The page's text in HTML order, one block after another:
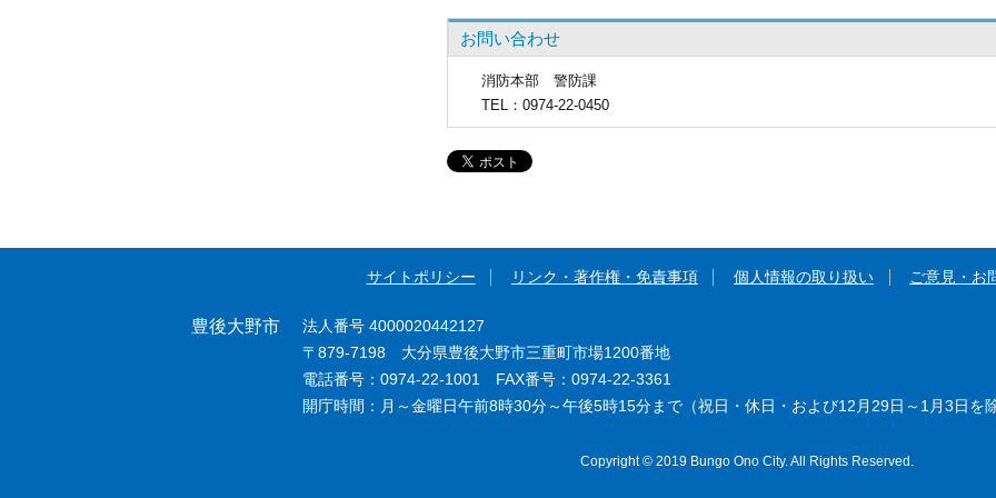
お問い合わせ
消防本部
警防課
TEL ：0974-22-0450
サイトポリシー リンク・著作権・免責事項 個人情報の取り扱い ご意見・お
豊後大野市
法人番号 4000020442127
〒879-7198 大分県豊後大野市三重町市場1200番地
電話番号：0974-22-1001 FAX番号：0974-22-3361
開庁時間：月～金曜日午前8時30分～午後5時15分まで（祝日・休日・および12月29日～1月3日を除
Copyright © 2019 Bungo Ono City. All Rights Reserved.